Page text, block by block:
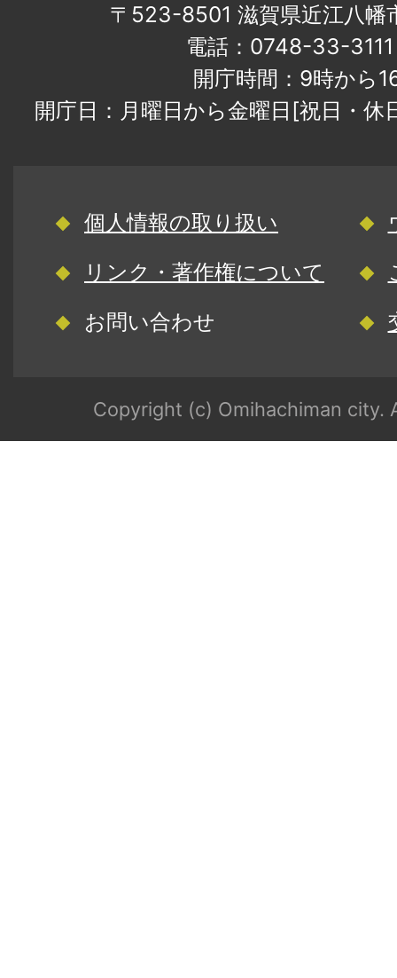
〒523-8501 滋賀県近江八幡
電話：0748-33-
開庁時間：9時から
開庁日：月曜日から金曜日[祝日・
個人情報の取り扱い
リンク・著作権について
お問い合わせ
Copyright (c) Omihachiman city.